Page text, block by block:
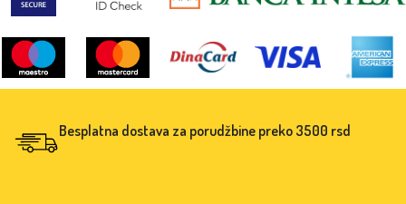
Besplatna dostava za porudžbine preko 3500 rsd